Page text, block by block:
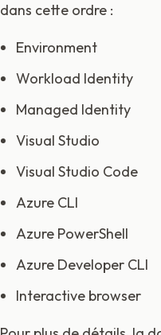
dans cette ordre :
Environment
Workload Identity
Managed Identity
Visual Studio
Visual Studio Code
Azure CLI
Azure PowerShell
Azure Developer CLI
Interactive browser